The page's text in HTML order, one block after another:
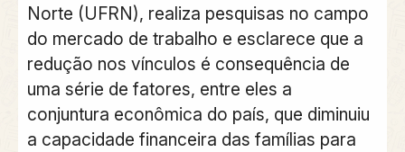
Norte (UFRN), realiza pesquisas no campo
do mercado de trabalho e esclarece que a
redução nos vínculos é consequência de
uma série de fatores, entre eles a
conjuntura econômica do país, que diminuiu
a capacidade financeira das famílias para